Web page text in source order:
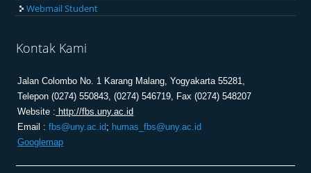
Webmail Student
Kontak Kami
Jalan Colombo No. 1 Karang Malang, Yogyakarta 55281,
Telepon (0274) 550843, (0274) 546719, Fax (0274) 548207
Website : http://fbs.uny.ac.id
Email : fbs@uny.ac.id; humas_fbs@uny.ac.id
Googlemap